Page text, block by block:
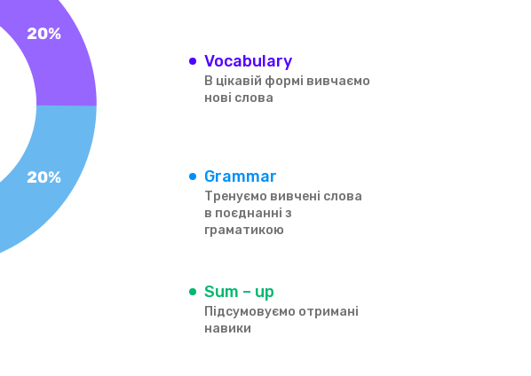
Vocabulary
В цікавій формі вивчаємо
нові слова
Grammar
Тренуємо вивчені слова
в поєднанні з
граматикою
Sum – up
Підсумовуємо отримані
навики